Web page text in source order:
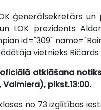
ģenerālsekretārs un
LOK prezidents
id="309"
vietnieks Ričards
atklāšana
plkst.13:00.
no 73 izglītības